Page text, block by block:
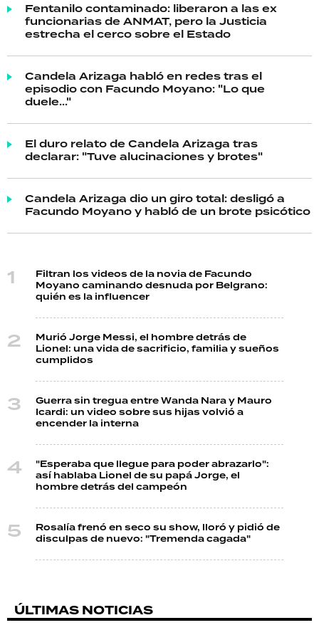
Fentanilo contaminado: liberaron a las ex
funcionarias de ANMAT, pero la Justicia
estrecha el cerco sobre el Estado
Candela Arizaga habló en redes tras el
episodio con Facundo Moyano: "Lo que
duele..."
El duro relato de Candela Arizaga tras
declarar: "Tuve alucinaciones y brotes"
Candela Arizaga dio un giro total: desligó a
Facundo Moyano y habló de un brote psicótico
Filtran los videos de la novia de Facundo
Moyano caminando desnuda por Belgrano:
quién es la influencer
Murió Jorge Messi, el hombre detrás de
Lionel: una vida de sacrificio, familia y sueños
cumplidos
Guerra sin tregua entre Wanda Nara y Mauro
Icardi: un video sobre sus hijas volvió a
encender la interna
"Esperaba que llegue para poder abrazarlo":
así hablaba Lionel de su papá Jorge, el
hombre detrás del campeón
Rosalía frenó en seco su show, lloró y pidió de
disculpas de nuevo: "Tremenda cagada"
ÚLTIMAS NOTICIAS